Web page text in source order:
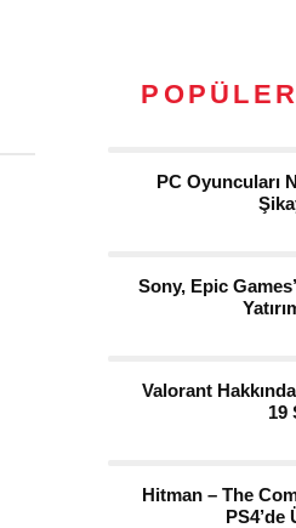
PC Oyuncuları
Sony, Epic
Valorant
19
Hitman – The
PS4’de